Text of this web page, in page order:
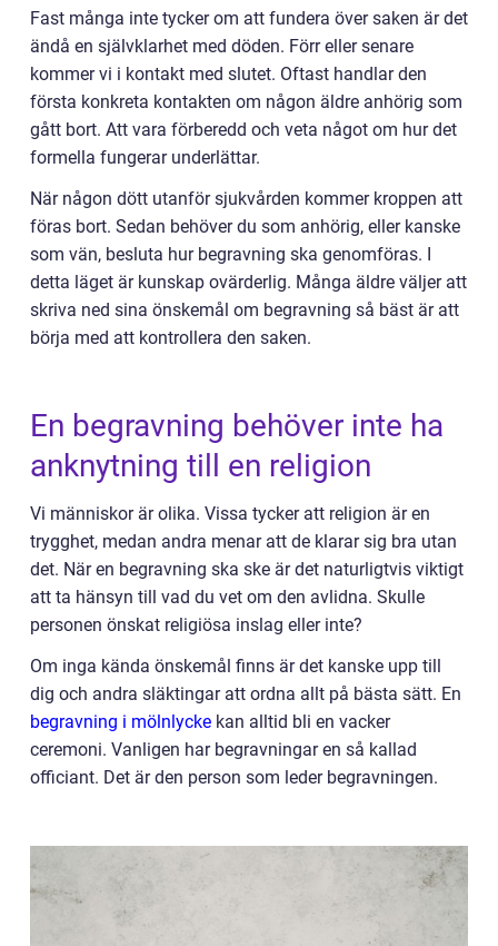
Fast många inte tycker om att fundera över saken är det
ändå en självklarhet med döden. Förr eller senare
kommer vi i kontakt med slutet. Oftast handlar den
första konkreta kontakten om någon äldre anhörig som
gått bort. Att vara förberedd och veta något om hur det
formella fungerar underlättar.
När någon dött utanför sjukvården kommer kroppen att
föras bort. Sedan behöver du som anhörig, eller kanske
som vän, besluta hur begravning ska genomföras. I
detta läget är kunskap ovärderlig. Många äldre väljer att
skriva ned sina önskemål om begravning så bäst är att
börja med att kontrollera den saken.
En begravning behöver inte ha
anknytning till en religion
Vi människor är olika. Vissa tycker att religion är en
trygghet, medan andra menar att de klarar sig bra utan
det. När en begravning ska ske är det naturligtvis viktigt
att ta hänsyn till vad du vet om den avlidna. Skulle
personen önskat religiösa inslag eller inte?
Om inga kända önskemål finns är det kanske upp till
dig och andra släktingar att ordna allt på bästa sätt. En
begravning i mölnlycke kan alltid bli en vacker
ceremoni. Vanligen har begravningar en så kallad
officiant. Det är den person som leder begravningen.